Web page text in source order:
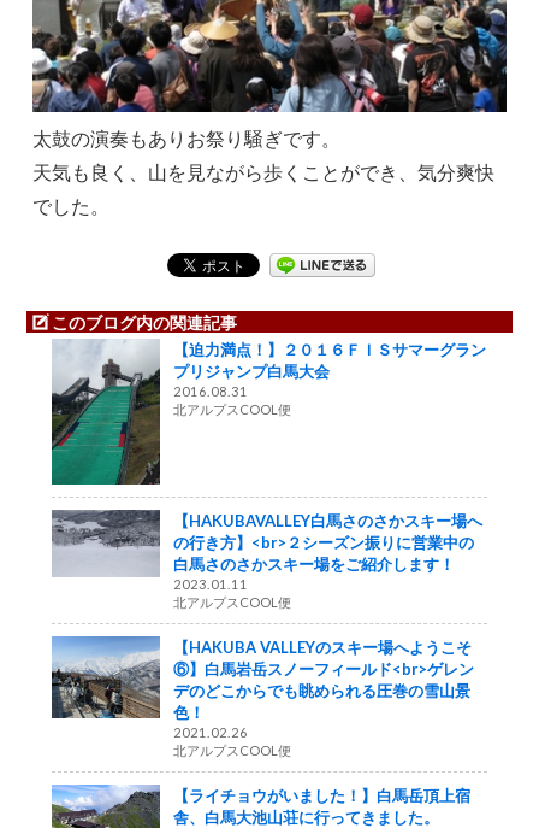
太鼓の演奏もありお祭り騒ぎです。
天気も良く、山を見ながら歩くことができ、気分爽快
でした。
このブログ内の関連記事
【迫力満点！】２０１６ＦＩＳサマーグラン
プリジャンプ白馬大会
2016.08.31
北アルプスCOOL便
【HAKUBAVALLEY白馬さのさかスキー場へ
の行き方】<br>２シーズン振りに営業中の
白馬さのさかスキー場をご紹介します！
2023.01.11
北アルプスCOOL便
【HAKUBA VALLEYのスキー場へようこそ
⑥】白馬岩岳スノーフィールド<br>ゲレン
デのどこからでも眺められる圧巻の雪山景
色！
2021.02.26
北アルプスCOOL便
【ライチョウがいました！】白馬岳頂上宿
舎、白馬大池山荘に行ってきました。